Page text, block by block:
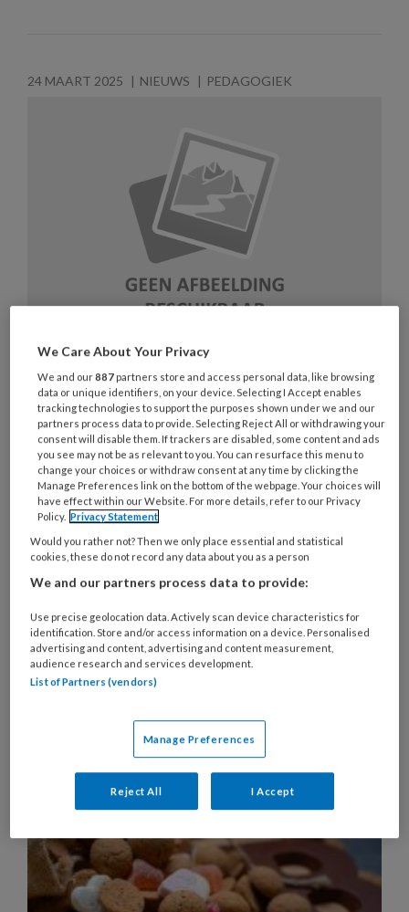
24 MAART 2025 NIEUWS PEDAGOGIEK
Pm’ers té druk met slaaprituelen
baby’s: ‘Geen tijd meer voor de
grotere kindjes’
'Vroeger legde je baby's in bed en gingen ze
slapen, nu moet je ze op de arm in slaap sussen’.
Pm'er Kim nam ontslag omdat ze, mede hierdoor,
niet meer genoeg aandacht aan de oudere kindjes
kon geven. Slaapcoach Marleen Hulst hoort vaker
slaaprituelen. Wat is er toch aan de hand met dat
slapen? En hoe kun je het makkelijker maken?
5 NOVEMBER 2024 NIEUWS
ONTWIKKELING VAN
KINDEREN
We Care About Your Privacy
We and our887 partners store and access personal data, like browsing
data or unique identifiers, on your device. Selecting I Accept enables
tracking technologies to support the purposes shown under we and our
partners process data to provide. Selecting Reject All or withdrawing your
consent will disable them. If trackers are disabled, some content and ads
you see may not be as relevant to you. You can resurface this menu to
change your choices or withdraw consent at any time by clicking the
Manage Preferences link on the bottom of the webpage. Your choices will
have effect within our Website. For more details, refer to our Privacy
Policy. Privacy Statement
Would you rather not? Then we only place essential and statistical
cookies, these do not record any data about you as a person
We and our partners process data to provide:
Use precise geolocation data. Actively scan device characteristics for
identification. Store and/or access information on a device. Personalised
advertising and content, advertising and content measurement,
audience research and services development.
List of Partners (vendors)
Manage Preferences
Reject All I Accept